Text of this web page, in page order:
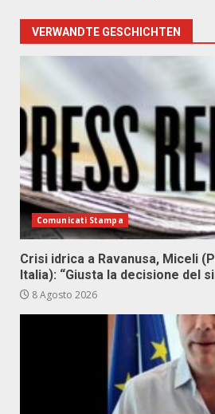
VERWANDTE GESCHICHTEN
Comunicati Stampa
Crisi idrica a Ravanusa, Miceli
Italia): “Giusta la decisione del
8 Agosto 2026